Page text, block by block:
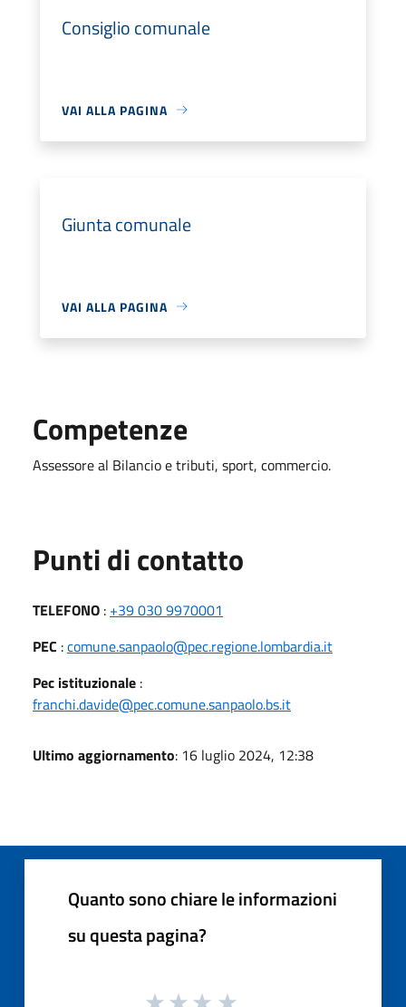
Consiglio comunale
VAI ALLA PAGINA
Giunta comunale
VAI ALLA PAGINA
Competenze
Assessore al Bilancio e tributi, sport, commercio.
Punti di contatto
TELEFONO : +39 030 9970001
PEC :comune.sanpaolo@pec.regione.lombardia.it
Pec istituzionale :
franchi.davide@pec.comune.sanpaolo.bs.it
Ultimo aggiornamento: 16 luglio 2024, 12:38
Quanto sono chiare le informazioni
su questa pagina?